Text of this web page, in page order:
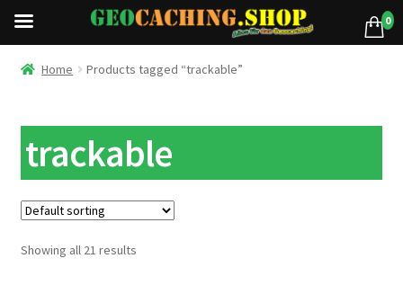
Home Products tagged “trackable”
trackable
Showing all 21 results
0